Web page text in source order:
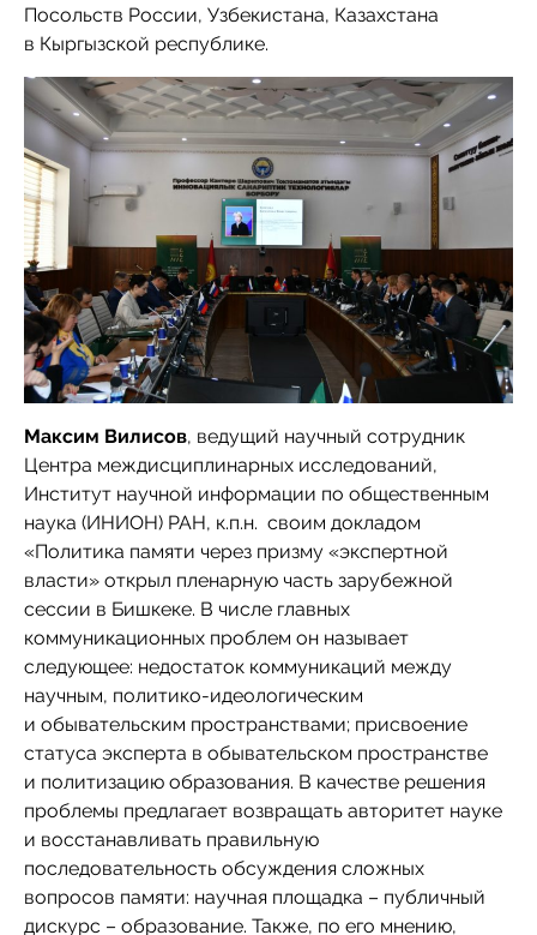
Посольств России, Узбекистана, Казахстана
в Кыргызской республике.
Максим Вилисов, ведущий научный сотрудник
Центра междисциплинарных исследований,
Институт научной информации по общественным
наука (ИНИОН) РАН, к.п.н. своим докладом
«Политика памяти через призму «экспертной
власти» открыл пленарную часть зарубежной
сессии в Бишкеке. В числе главных
коммуникационных проблем он называет
следующее: недостаток коммуникаций между
научным, политико-идеологическим
и обывательским пространствами; присвоение
статуса эксперта в обывательском пространстве
и политизацию образования. В качестве решения
проблемы предлагает возвращать авторитет науке
и восстанавливать правильную
последовательность обсуждения сложных
вопросов памяти: научная площадка – публичный
дискурс – образование. Также, по его мнению,